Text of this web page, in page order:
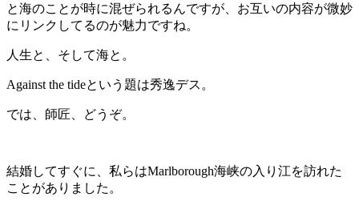
と海のことが時に混ぜられるんですが、お互いの内容が微妙
にリンクしてるのが魅力ですね。
人生と、そして海と。
Against the tideという題は秀逸デス。
では、師匠、どうぞ。
結婚してすぐに、私らはMarlborough海峡の入り江を訪れた
ことがありました。